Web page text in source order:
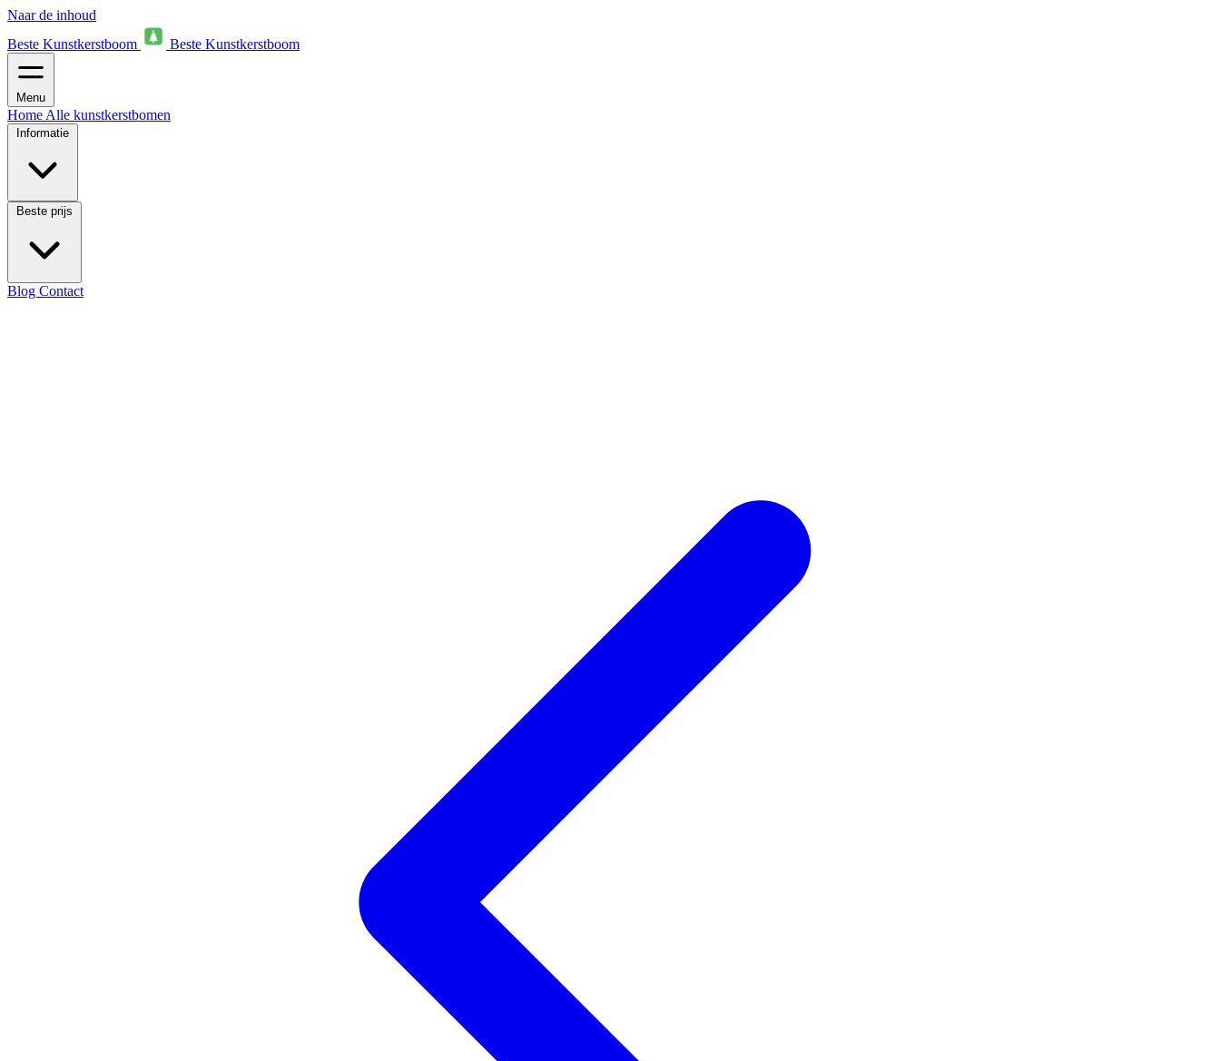
Naar de inhoud
Beste Kunstkerstboom
Beste Kunstkerstboom
Menu
Home Alle kunstkerstbomen
Informatie
Beste prijs
Blog Contact